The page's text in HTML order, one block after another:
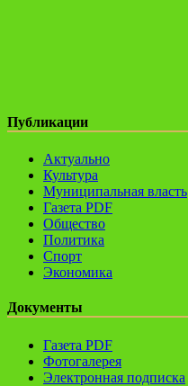
Публикации
Актуально
Культура
Муниципальная власть
Газета PDF
Общество
Политика
Спорт
Экономика
Документы
Газета PDF
Фотогалерея
Электронная подписка